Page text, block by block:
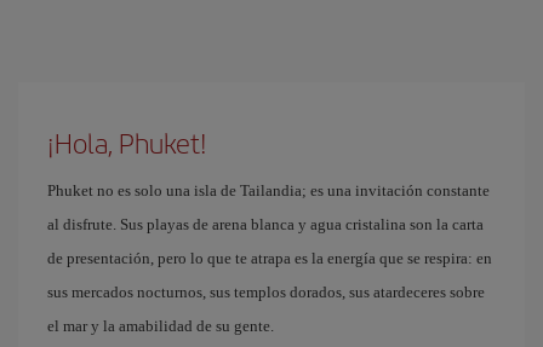
¡Hola, Phuket!
Phuket no es solo una isla de Tailandia; es una invitación constante
al disfrute. Sus playas de arena blanca y agua cristalina son la carta
de presentación, pero lo que te atrapa es la energía que se respira: en
sus mercados nocturnos, sus templos dorados, sus atardeceres sobre
el mar y la amabilidad de su gente.